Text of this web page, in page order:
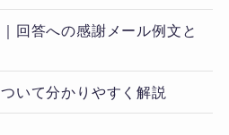
回答への感謝メール例文と
いて分かりやすく解説